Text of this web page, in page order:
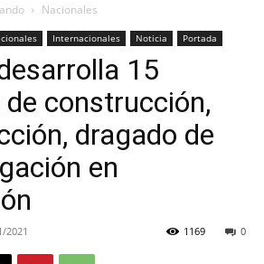
Nacionales
Internacionales Noticia Portada
15
construcción,
dragado de
en
2021 0
1169